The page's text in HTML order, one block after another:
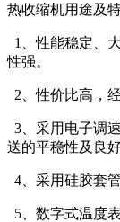
热收缩机用途及
1、性能稳定、
性强。
2、性价比高，
3、采用电子调
送的平稳性及良
4、采用硅胶套
5、数字式温度